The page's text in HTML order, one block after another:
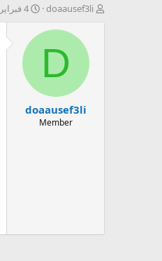
بdoaausef3li
ت
ي
ل
د
4 فبراير 2024
D
doaausef3li
Member